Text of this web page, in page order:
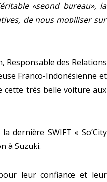
«seond bureau», la
de nous mobiliser sur
Responsable des Relations
Franco-Indonésienne et
cette très belle voiture aux
dernière SWIFT « So’City
à Suzuki.
leur confiance et leur